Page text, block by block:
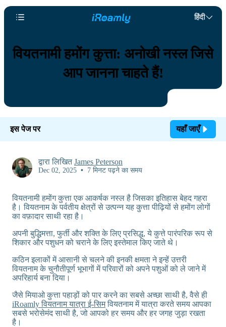
हिंदी
वियतनामी हमोंग कुत्ता: अनोखी नस्ल जिसे
आप जानना चाहते हैं!
इस पेज पर यहाँ जाएँ
द्वारा लिखितJames Peterson
Dec 02, 2025 • 7 मिनट पढ़ने का समय
वियतनामी हमोंग कुत्ता एक आकर्षक नस्ल है जिसका इतिहास बेहद गहरा
है। वियतनाम के पर्वतीय क्षेत्रों से उत्पन्न यह कुत्ता पीढ़ियों से हमोंग लोगों
का वफ़ादार साथी रहा है।
अपनी बुद्धिमत्ता, फुर्ती और शक्ति के लिए प्रसिद्ध, ये कुत्ते पारंपरिक रूप से
शिकार और पशुधन को चराने के लिए इस्तेमाल किए जाते थे।
कठिन इलाकों में आसानी से चलने की इनकी क्षमता ने इन्हें उत्तरी
वियतनाम के चुनौतीपूर्ण भूभागों में परिवारों को अपने पशुओं को ले जाने में
अपरिहार्य बना दिया।
जैसे मियाओ कुत्ता पहाड़ों को पार करने का सबसे अच्छा साथी है, वैसे ही
iRoamly वियतनाम यात्रा ई-सिमवियतनाम में यात्रा करते समय आपका
सबसे भरोसेमंद साथी है, जो आपको हर समय और हर जगह जुड़ा रखता
है।